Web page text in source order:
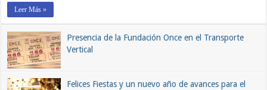
Leer Más »
Presencia de la Fundación Once en el Transporte
Vertical
Felices Fiestas y un nuevo año de avances para el